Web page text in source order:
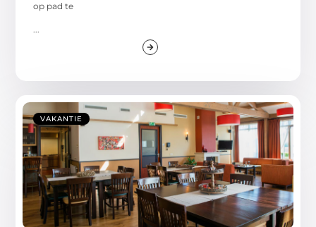
op pad te
VAKANTIE